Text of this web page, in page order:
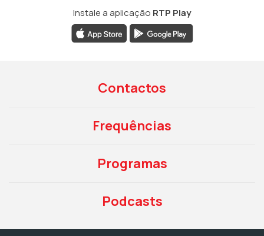
Instale a aplicação RTP Play
Contactos
Frequências
Programas
Podcasts